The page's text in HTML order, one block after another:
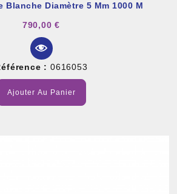
Blanche Diamètre 5 Mm 1000 M
790,00 €
: 0616053
Ajouter Au Panier